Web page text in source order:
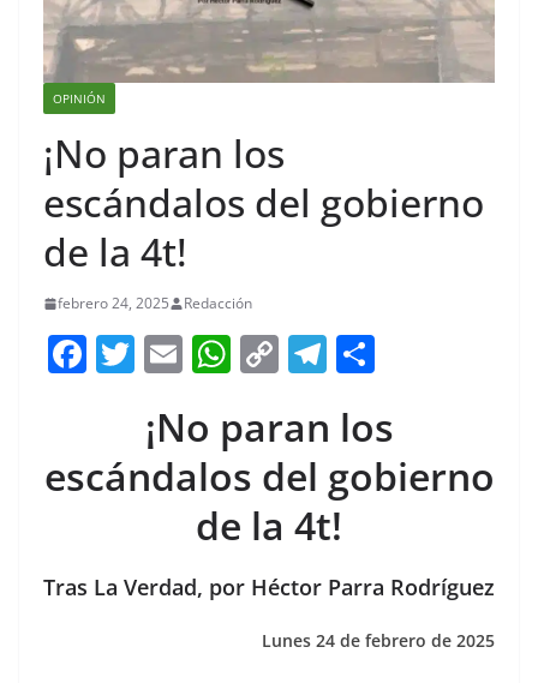
OPINIÓN
¡No paran los
escándalos del gobierno
de la 4t!
febrero 24, 2025 Redacción
F
e
b
o
T
itt
er
E
ai
l
W
at
s
A
p
p
C
p
y
Li
n
k
T
e
gr
a
m
ar
e
¡No paran los
escándalos del gobierno
de la 4t!
Tras La Verdad, por Héctor Parra Rodríguez
Lunes 24 de febrero de 2025